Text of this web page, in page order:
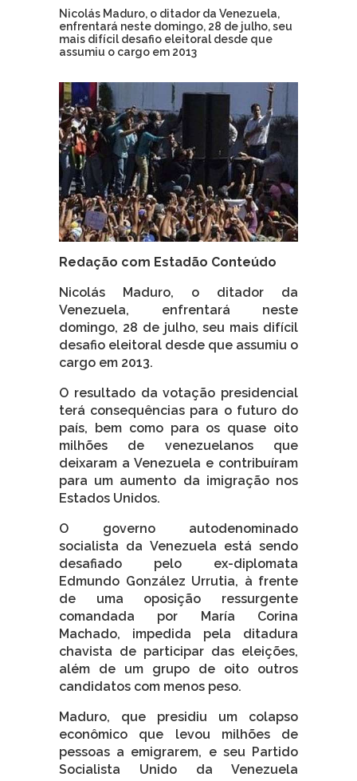
Nicolás Maduro, o ditador da Venezuela,
enfrentará neste domingo, 28 de julho, seu
mais difícil desafio eleitoral desde que
assumiu o cargo em 2013
Redação com Estadão Conteúdo
Nicolás Maduro, o ditador da
Venezuela, enfrentará neste
domingo, 28 de julho, seu mais difícil
desafio eleitoral desde que assumiu o
cargo em 2013.
O resultado da votação presidencial
terá consequências para o futuro do
país, bem como para os quase oito
milhões de venezuelanos que
deixaram a Venezuela e contribuíram
para um aumento da imigração nos
Estados Unidos.
O governo autodenominado
socialista da Venezuela está sendo
desafiado pelo ex-diplomata
Edmundo González Urrutia, à frente
de uma oposição ressurgente
comandada por María Corina
Machado, impedida pela ditadura
chavista de participar das eleições,
além de um grupo de oito outros
candidatos com menos peso.
Maduro, que presidiu um colapso
econômico que levou milhões de
pessoas a emigrarem, e seu Partido
Socialista Unido da Venezuela